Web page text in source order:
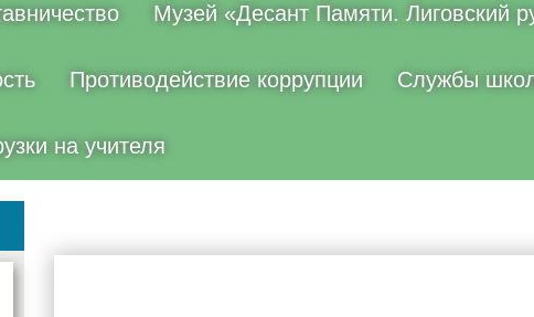
Музей «Десант Памяти. Лиговский
Противодействие коррупции Службы
на учителя